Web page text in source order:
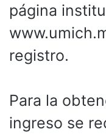
página
registro.
Para la
ingreso se